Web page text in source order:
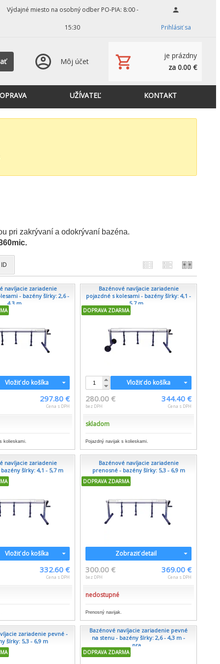
Výdajné miesto na osobný odber PO-PIA: 8:00 -
15:30 Prihlásiť sa
Môj účet
je prázdny
za 0.00 €
UŽÍVATEĽ KONTAKT
pri zakrývaní a odokrývaní bazéna.
ID
navíjacie zariadenie
- bazény šírky: 2,6 -
4,3 m...
Vložiť do košíka
297.80 €
Cena s DPH
kolieskami.
Bazénové navíjacie zariadenie
pojazdné s kolesami - bazény šírky: 4,1 -
5,7 m...
DOPRAVA ZDARMA
Vložiť do košíka
280.00 €
bez DPH
344.40 €
Cena s DPH
skladom
Pojazdný navijak s kolieskami.
navíjacie zariadenie
šírky: 4,1 - 5,7 m
Vložiť do košíka
332.60 €
Cena s DPH
Bazénové navíjacie zariadenie
prenosné - bazény šírky: 5,3 - 6,9 m
DOPRAVA ZDARMA
Zobraziť detail
300.00 €
bez DPH
369.00 €
Cena s DPH
nedostupné
Prenosný navijak.
zariadenie pevné -
šírky: 5,3 - 6,9 m
Bazénové navíjacie zariadenie pevné
na stenu - bazény šírky: 2,6 - 4,3 m -
pra...
DOPRAVA ZDARMA